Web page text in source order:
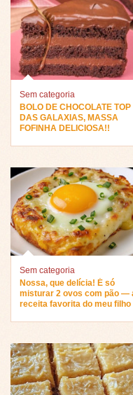
Sem categoria
BOLO DE CHOCOLATE TOP
DAS GALAXIAS, MASSA
FOFINHA DELICIOSA!!
Sem categoria
Nossa, que delícia! É só
misturar 2 ovos com pão —
receita favorita do meu filho